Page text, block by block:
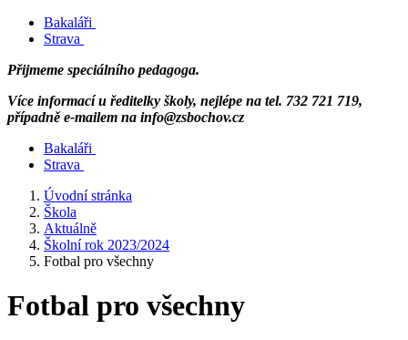
Bakaláři
Strava
Přijmeme speciálního pedagoga.
Více informací u ředitelky školy, nejlépe na tel. 732 721 719,
případně e-mailem na info@zsbochov.cz
Bakaláři
Strava
Úvodní stránka
Škola
Aktuálně
Školní rok 2023/2024
Fotbal pro všechny
Fotbal pro všechny